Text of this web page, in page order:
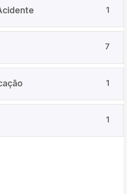
1
7
1
1
para promover a segurança
práticos e atualizados,
e fortalecendo a cultura de